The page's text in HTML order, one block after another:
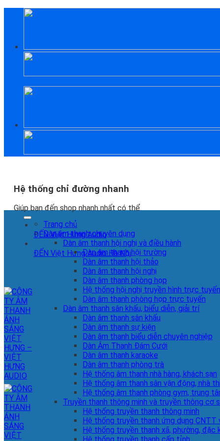
Hệ thống chỉ đường nhanh
Giúp bạn đến shop nhanh nhất có thể
ĐẾN Việt Hưng Audio
ĐẾN Việt Hưng Audio Hà Nội
Trang chủ
Dàn âm thanh chuyên dụng
Dàn âm thanh hội nghị và điều hành
Dàn âm thanh hội trường
Dàn âm thanh hội thảo
Dàn âm thanh hội nghị
Dàn âm thanh phòng họp
Hệ thống hội nghị truyền hình trực tuyến
Dàn âm thanh phòng họp trực tuyến
Dàn âm thanh sân khấu, biểu diễn, giải trí
Dàn âm thanh sân khấu
Dàn âm thanh sự kiện
Dàn âm thanh biểu diễn chuyên nghiệp
Dàn Âm Thanh Đám Cưới
Dàn âm thanh karaoke
Dàn âm thanh phòng trà
Hệ thống âm thanh nhà hàng, khách sạn
Hệ thống âm thanh sân vận động, nhà
Hệ thống âm thanh phòng gym, trung
Truyền thanh thông minh và truyền thông cơ
Hệ thống truyền thanh thông minh
Hệ thống truyền thanh ứng dụng CNTT
Hệ thống truyền thanh xã, phường, đặc